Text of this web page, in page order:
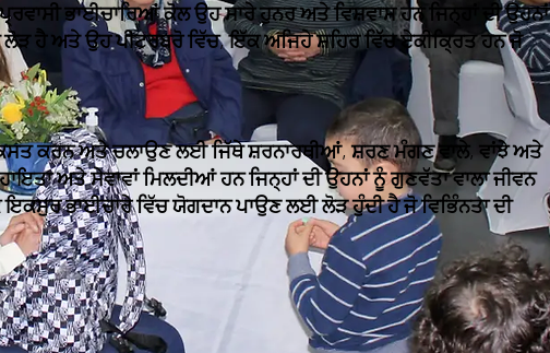
ਭਾਈਚਾਰਿਆਂ ਕੋਲ ਉਹ ਸਾਰੇ ਹੁਨਰ ਅਤੇ ਵਿਸ਼ਵਾਸ ਹਨ ਜਿਨ੍ਹਾਂ ਦੀ ਉਹਨਾਂ
ਹੈ ਅਤੇ ਉਹ ਪੀਟਰਬਰੋ ਵਿੱਚ, ਇੱਕ ਅਜਿਹੇ ਸ਼ਹਿਰ ਵਿੱਚ ਏਕੀਕ੍ਰਿਤ ਹਨ ਜੋ
ਕਰਨ ਅਤੇ ਚਲਾਉਣ ਲਈ ਜਿੱਥੇ ਸ਼ਰਨਾਰਥੀਆਂ, ਸ਼ਰਣ ਮੰਗਣ ਵਾਲੇ, ਵਾਂਝੇ ਅਤੇ
ਅਤੇ ਸੇਵਾਵਾਂ ਮਿਲਦੀਆਂ ਹਨ ਜਿਨ੍ਹਾਂ ਦੀ ਉਹਨਾਂ ਨੂੰ ਗੁਣਵੱਤਾ ਵਾਲਾ ਜੀਵਨ
ਭਾਈਚਾਰੇ ਵਿੱਚ ਯੋਗਦਾਨ ਪਾਉਣ ਲਈ ਲੋੜ ਹੁੰਦੀ ਹੈ ਜੋ ਵਿਭਿੰਨਤਾ ਦੀ